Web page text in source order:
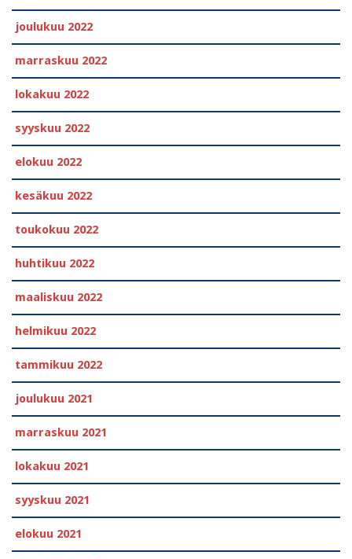
joulukuu 2022
marraskuu 2022
lokakuu 2022
syyskuu 2022
elokuu 2022
kesäkuu 2022
toukokuu 2022
huhtikuu 2022
maaliskuu 2022
helmikuu 2022
tammikuu 2022
joulukuu 2021
marraskuu 2021
lokakuu 2021
syyskuu 2021
elokuu 2021